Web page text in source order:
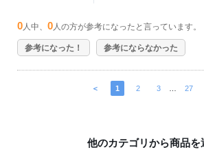
0 人中、 0 人の方が参考になったと言っています。
参考になった！ 参考にならなかった
＜ 1 2 3 … 27
他のカテゴリから商品を